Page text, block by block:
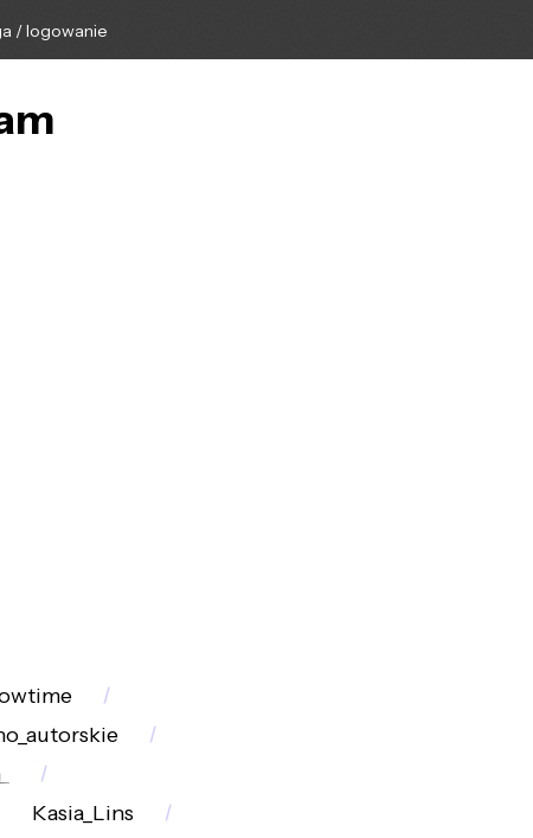
/ logowanie
Kasia_Lins